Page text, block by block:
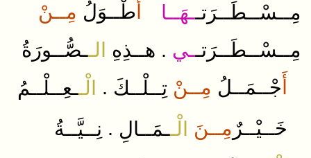
مِــسْــطَــرَتــهَــا طْــوَلُ مِــنْ
مِــسْــطَــرَتــي . هــذِهِ الــصُّــورَةُ
جْــمَــلُ مِــنْ تِــلْــكَ . الْــعِــلْــمُ
خَــيْــرٌ مِــنَ الْــمَــالِ . نِــيَّــةُ